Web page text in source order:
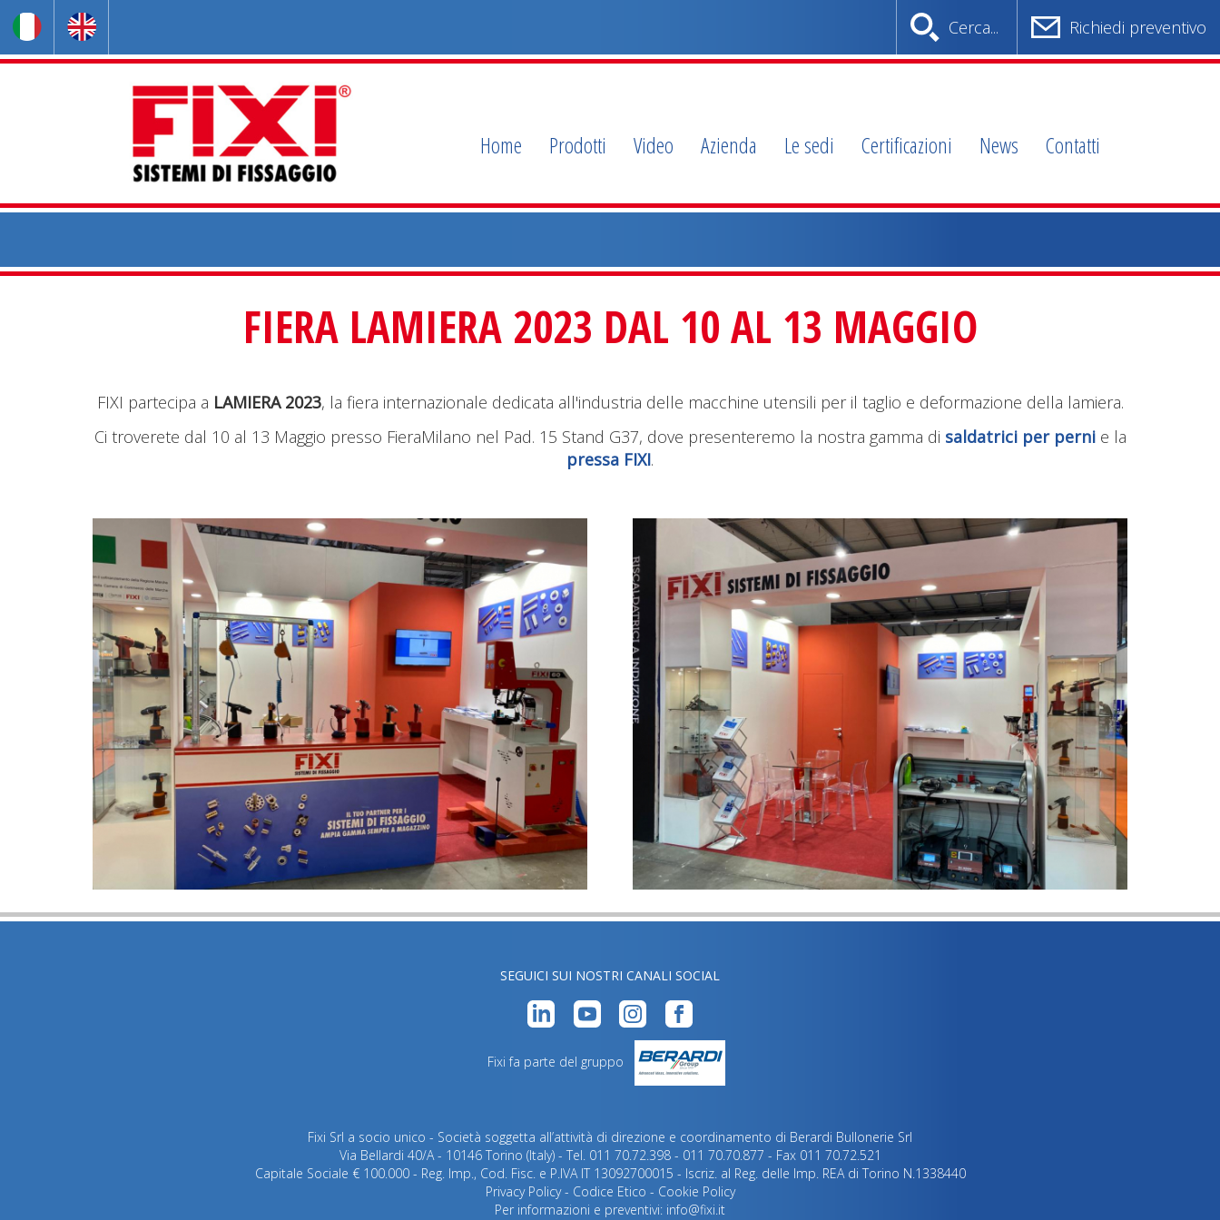
Home Prodotti Video Azienda Le sedi Certificazioni News Contatti
FIERA LAMIERA 2023 DAL 10 AL 13 MAGGIO
FIXI partecipa a LAMIERA 2023, la fiera internazionale dedicata all'industria delle macchine utensili per il taglio e deformazione della lamiera.
Ci troverete dal 10 al 13 Maggio presso FieraMilano nel Pad. 15 Stand G37, dove presenteremo la nostra gamma di saldatrici per pernie la
pressa FIXI.
Cerca... Richiedi preventivo
SEGUICI SUI NOSTRI CANALI SOCIAL
Fixi fa parte del gruppo
Fixi Srl a socio unico - Società soggetta all’attività di direzione e coordinamento di Berardi Bullonerie Srl
Via Bellardi 40/A - 10146 Torino (Italy) - Tel. 011 70.72.398 - 011 70.70.877 - Fax 011 70.72.521
Capitale Sociale € 100.000 - Reg. Imp., Cod. Fisc. e P.IVA IT 13092700015 - Iscriz. al Reg. delle Imp. REA di Torino N.1338440
Privacy Policy- Codice Etico - Cookie Policy
Per informazioni e preventivi: info@fixi.it